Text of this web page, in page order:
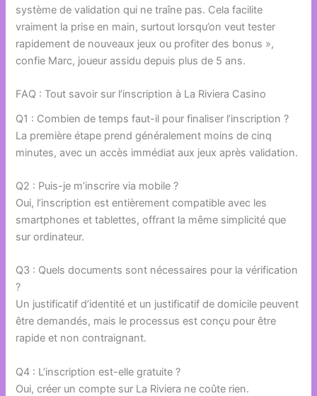
système de validation qui ne traîne pas. Cela facilite
vraiment la prise en main, surtout lorsqu’on veut tester
rapidement de nouveaux jeux ou profiter des bonus »,
confie Marc, joueur assidu depuis plus de 5 ans.
FAQ : Tout savoir sur l’inscription à La Riviera Casino
Q1 : Combien de temps faut-il pour finaliser l’inscription ?
La première étape prend généralement moins de cinq
minutes, avec un accès immédiat aux jeux après validation.
Q2 : Puis-je m’inscrire via mobile ?
Oui, l’inscription est entièrement compatible avec les
smartphones et tablettes, offrant la même simplicité que
sur ordinateur.
Q3 : Quels documents sont nécessaires pour la vérification
?
Un justificatif d’identité et un justificatif de domicile peuvent
être demandés, mais le processus est conçu pour être
rapide et non contraignant.
Q4 : L’inscription est-elle gratuite ?
Oui, créer un compte sur La Riviera ne coûte rien.